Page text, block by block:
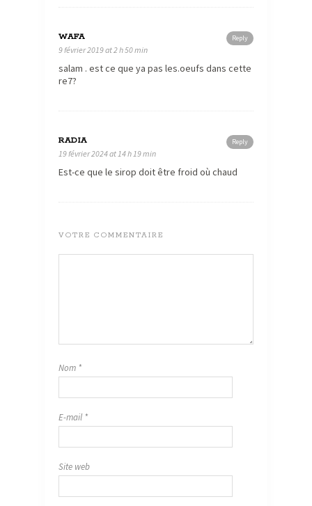
Reply
WAFA
9 février 2019 at 2 h 50 min
salam . est ce que ya pas les.oeufs dans cette
re7?
Reply
RADIA
19 février 2024 at 14 h 19 min
Est-ce que le sirop doit être froid où chaud
VOTRE COMMENTAIRE
Nom *
E-mail *
Site web